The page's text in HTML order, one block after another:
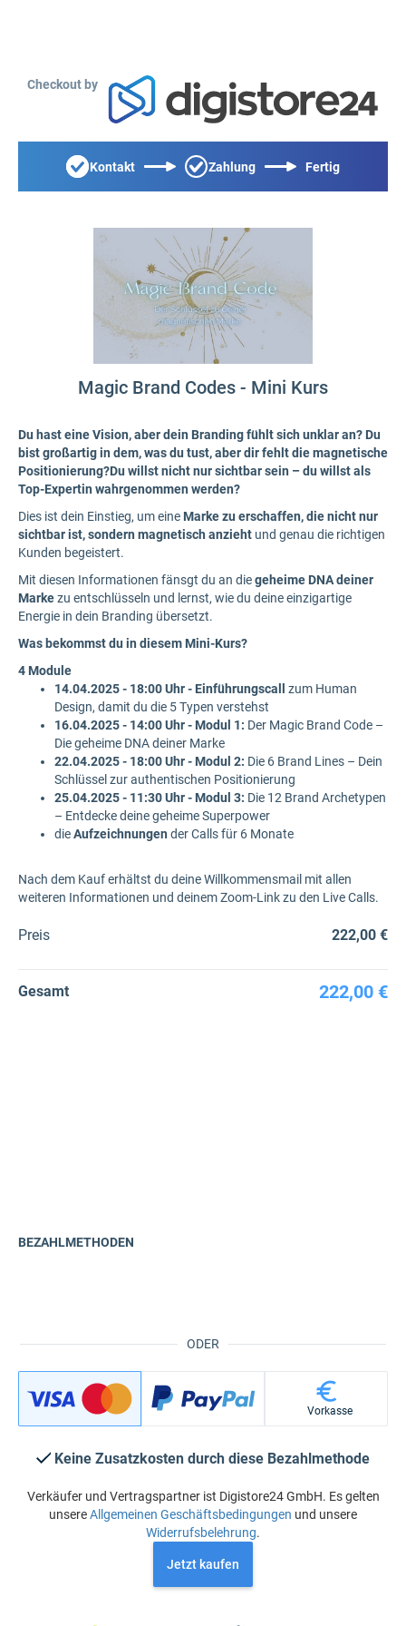
Checkout by
Kontakt Zahlung Fertig
Magic Brand Codes - Mini Kurs
Du hast eine Vision, aber dein Branding fühlt sich unklar an? Du
bist großartig in dem, was du tust, aber dir fehlt die magnetische
Positionierung?Du willst nicht nur sichtbar sein – du willst als
Top-Expertin wahrgenommen werden?
Dies ist dein Einstieg, um eine Marke zu erschaffen, die nicht nur
sichtbar ist, sondern magnetisch anzieht und genau die richtigen
Kunden begeistert.
Mit diesen Informationen fänsgt du an diegeheime DNA deiner
Markezu entschlüsseln und lernst, wie du deine einzigartige
Energie in dein Branding übersetzt.
Was bekommst du in diesem Mini-Kurs?
4 Module
14.04.2025 - 18:00 Uhr - Einführungscall zum Human
Design, damit du die 5 Typen verstehst
16.04.2025 - 14:00 Uhr - Modul 1: Der Magic Brand Code –
Die geheime DNA deiner Marke
22.04.2025 - 18:00 Uhr - Modul 2: Die 6 Brand Lines – Dein
Schlüssel zur authentischen Positionierung
25.04.2025 - 11:30 Uhr - Modul 3: Die 12 Brand Archetypen
– Entdecke deine geheime Superpower
dieAufzeichnungen der Calls für 6 Monate
Nach dem Kauf erhältst du deine Willkommensmail mit allen
weiteren Informationen und deinem Zoom-Link zu den Live Calls.
Preis 222,00 €
Gesamt 222,00 €
ODER
BEZAHLMETHODEN
Vorkasse
Keine Zusatzkosten durch diese Bezahlmethode
Verkäufer und Vertragspartner ist Digistore24 GmbH. Es gelten
unsereAllgemeinen Geschäftsbedingungen und unsere
Widerrufsbelehrung.
Jetzt kaufen